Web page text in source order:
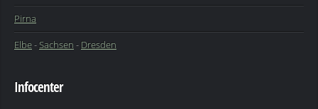
Pirna
Elbe-Sachsen - Dresden
Infocenter